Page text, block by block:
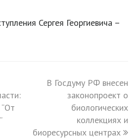
Сергея Георгиевича –
next
post:
В Госдуму РФ внесен
законопроект о
биологических
коллекциях и
биоресурсных центрах